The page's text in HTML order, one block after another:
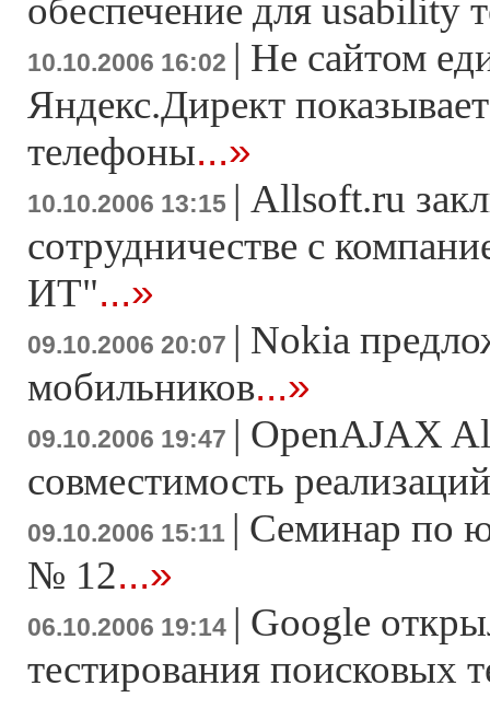
обеспечение для usability
10.10.2006 16:02 | Не сайтом
Яндекс.Директ
телефоны...»
10.10.2006 13:15 | Allsoft.ru
сотрудничестве с
ИТ"...»
09.10.2006 20:07 | Nokia
мобильников...»
09.10.2006 19:47 | OpenAJAX
совместимость
09.10.2006 15:11 | Семинар по
№ 12...»
06.10.2006 19:14 | Google
тестирования поисковых